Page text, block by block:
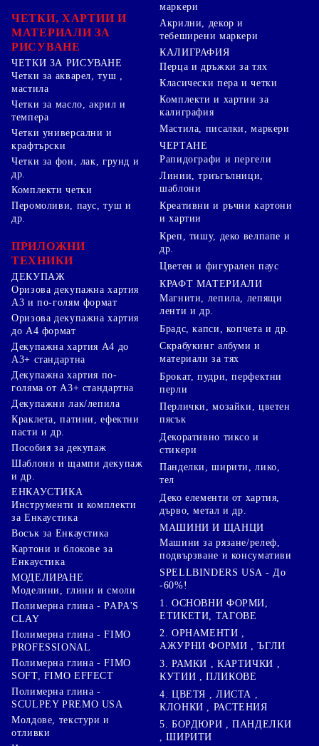
ЧЕТКИ, ХАРТИИ И
МАТЕРИАЛИ ЗА
РИСУВАНЕ
ЧЕТКИ ЗА РИСУВАНЕ
Четки за акварел, туш ,
мастила
Четки за масло, акрил и
темпера
Четки универсални и
крафтърски
Четки за фон, лак, грунд и
др.
Комплекти четки
маркери
Акрилни, декор и
тебеширени маркери
КАЛИГРАФИЯ
Перца и дръжки за тях
Класически пера и четки
Комплекти и хартии за
калиграфия
Мастила, писалки, маркери
ЧЕРТАНЕ
Рапидографи и пергели
Линии, триъгълници,
шаблони
Перомоливи, паус, туш и
др.
ПРИЛОЖНИ
ТЕХНИКИ
ДЕКУПАЖ
Оризова декупажна хартия
А3 и по-голям формат
Оризова декупажна хартия
до А4 формат
Декупажна хартия А4 до
А3+ стандартна
Декупажна хартия по-
голяма от А3+ стандартна
Декупажни лак/лепила
Краклета, патини, ефектни
пасти и др.
Пособия за декупаж
Шаблони и щампи декупаж
и др.
ЕНКАУСТИКА
Инструменти и комплекти
за Енкаустика
Восък за Енкаустика
Картони и блокове за
Енкаустика
МОДЕЛИРАНЕ
Моделини, глини и смоли
Полимерна глина - PAPA'S
CLAY
Полимерна глина - FIMO
PROFESSIONAL
Полимерна глина - FIMO
SOFT, FIMO EFFECT
Полимерна глина -
SCULPEY PREMO USA
Молдове, текстури и
отливки
Креативни и ръчни картони
и хартии
Креп, тишу, деко велпапе и
др.
Цветен и фигурален паус
КРАФТ МАТЕРИАЛИ
Магнити, лепила, лепящи
ленти и др.
Брадс, капси, копчета и др.
Скрабукинг албуми и
материали за тях
Брокат, пудри, перфектни
перли
Перлички, мозайки, цветен
пясък
Декоративно тиксо и
стикери
Панделки, ширити, лико,
тел
Деко елементи от хартия,
дърво, метал и др.
МАШИНИ И ЩАНЦИ
Машини за рязане/релеф,
подвързване и консумативи
SPELLBINDERS USA - До
-60%!
1. ОСНОВНИ ФОРМИ,
ЕТИКЕТИ, ТАГОВЕ
2. ОРНАМЕНТИ ,
АЖУРНИ ФОРМИ , ЪГЛИ
3. РАМКИ , КАРТИЧКИ ,
КУТИИ , ПЛИКОВЕ
4. ЦВЕТЯ , ЛИСТА ,
КЛОНКИ , РАСТЕНИЯ
5. БОРДЮРИ , ПАНДЕЛКИ
, ШИРИТИ